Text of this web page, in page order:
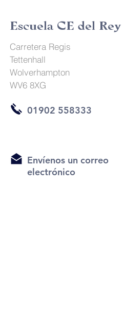
Escuela CE del Rey
Carretera Regis
Tettenhall
Wolverhampton
WV6 8XG
01902 558333
Envíenos un correo
electrónico